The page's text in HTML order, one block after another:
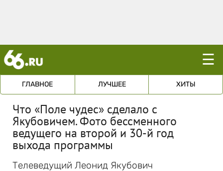
☰
ГЛАВНОЕ ЛУЧШЕЕ ХИТЫ
Что «Поле чудес» сделало с
Якубовичем. Фото бессменного
ведущего на второй и 30-й год
выхода программы
Телеведущий Леонид Якубович